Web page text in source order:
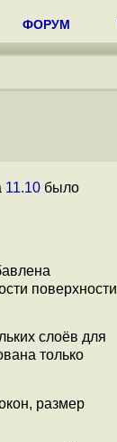
ФОРУМ
11.10 было
поверхности
слоёв для
только
размер